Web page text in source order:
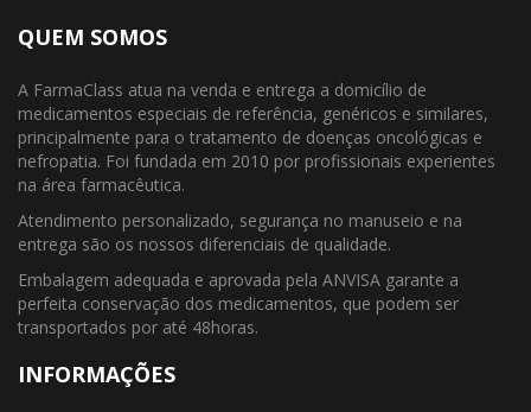
QUEM SOMOS
A FarmaClass atua na venda e entrega a domicílio de
medicamentos especiais de referência, genéricos e similares,
principalmente para o tratamento de doenças oncológicas e
nefropatia. Foi fundada em 2010 por profissionais experientes
na área farmacêutica.
Atendimento personalizado, segurança no manuseio e na
entrega são os nossos diferenciais de qualidade.
Embalagem adequada e aprovada pela ANVISA garante a
perfeita conservação dos medicamentos, que podem ser
transportados por até 48horas.
INFORMAÇÕES